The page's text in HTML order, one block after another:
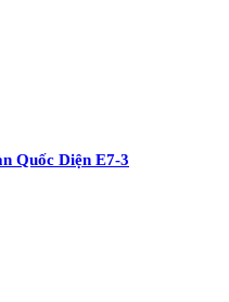
Quốc Diện E7-3